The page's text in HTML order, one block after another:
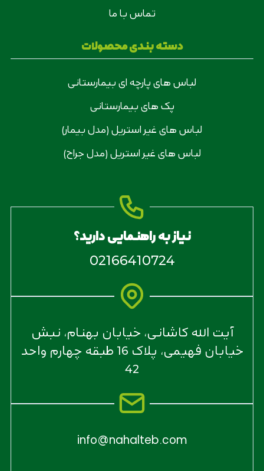
تماس با ما
دسته بندی محصولات
لباس های پارچه ای بیمارستانی
پک های بیمارستانی
لباس های غیر استریل (مدل بیمار)
لباس های غیر استریل (مدل جراح)
نیاز به راهنمایی دارید؟
02166410724
آیت الله کاشانی، خیابان بهنام، نبش
خیابان فهیمی، پلاک 16 طبقه چهارم واحد
42
info@nahalteb.com